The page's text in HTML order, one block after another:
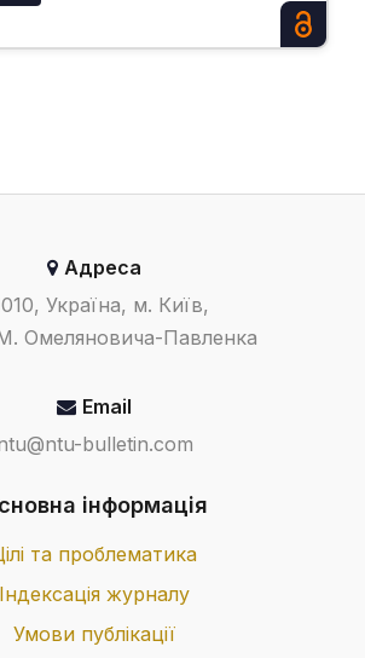
Адреса
Україна, м. Київ,
Омеляновича-Павленка
Email
bulletin.com
інформація
та проблематика
Індексація журналу
Умови публікації